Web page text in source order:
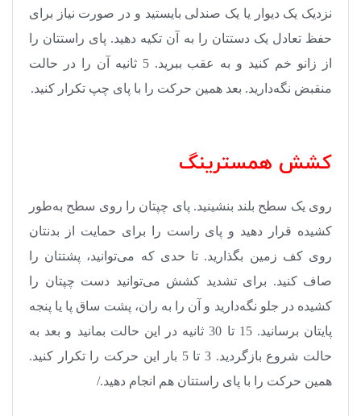
نزدیک یک دیوار یا یک صندلی بایستید و در صورت نیاز برای
حفظ تعادل یک دستتان را به آن تکیه دهید. پای راستتان را
از زانو خم کنید و به عقب ببرید. 5 ثانیه آن را در حالت
منقبض نگه‌دارید. بعد همین حرکت را با پای چپ تکرار کنید.
کشش همسترینگ
روی یک سطح بلند بنشینید. پای چپتان را روی سطح به‌طور
کشیده قرار دهید و پای راست را برای حمایت از بدنتان
روی کف زمین بگذارید. تا حدی که می‌توانید، پشتتان را
صاف کنید. برای تشدید کشش می‌توانید دست چپتان را
کشیده در جلو نگه‌دارید و آن را به ران، پشت ساق پا یا پنجه
پایتان برسانید. 15 تا 30 ثانیه در این حالت بمانید و بعد به
حالت شروع بازگردید. 3 تا 5 بار این حرکت را تکرار کنید.
همین حرکت را با پای راستتان هم انجام دهید.
/